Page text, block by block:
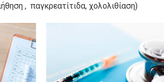
, παγκρεατίτιδα, χολολιθίαση)